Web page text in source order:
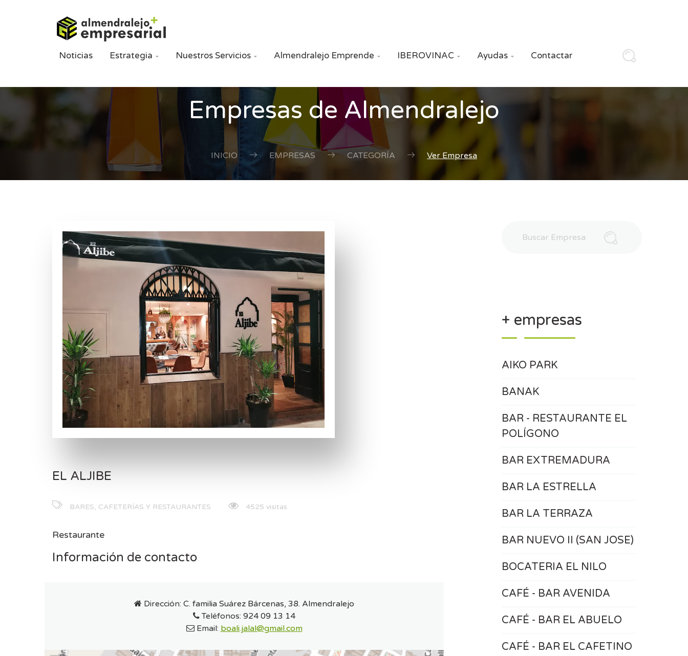
Noticias Estrategia  Nuestros Servicios  Almendralejo Emprende  IBEROVINAC  Ayudas  Contactar
Empresas de Almendralejo
INICIO EMPRESAS CATEGORÍA Ver Empresa
EL ALJIBE
BARES, CAFETERÍAS Y RESTAURANTES 4525 visitas
Restaurante
Información de contacto
Dirección: C. familia Suárez Bárcenas, 38. Almendralejo
Teléfonos: 924 09 13 14
Email: boali.jalal@gmail.com
+ empresas
AIKO PARK
BANAK
BAR - RESTAURANTE EL
POLÍGONO
BAR EXTREMADURA
BAR LA ESTRELLA
BAR LA TERRAZA
BAR NUEVO II (SAN JOSE)
BOCATERIA EL NILO
CAFÉ - BAR AVENIDA
CAFÉ - BAR EL ABUELO
CAFÉ - BAR EL CAFETINO